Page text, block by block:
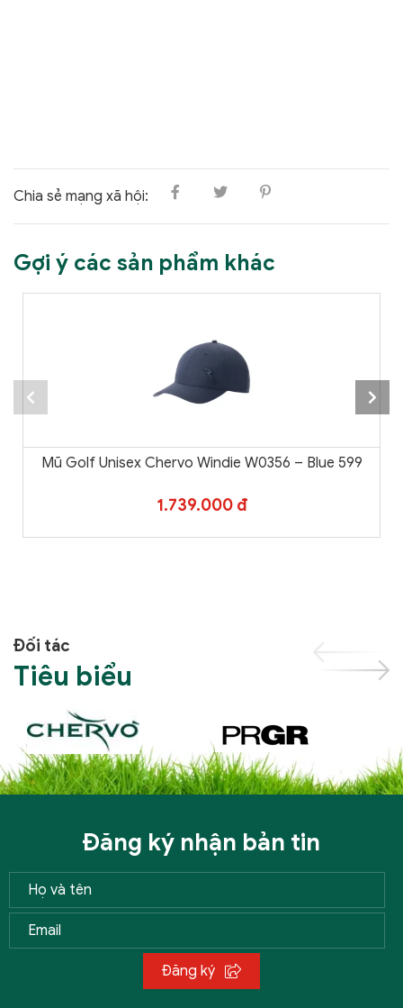
Chia sẻ mạng xã hội:
Gợi ý các sản phẩm khác
Mũ Golf Unisex Chervo Windie W0356 – Blue 599
1.739.000 đ
Đối tác
Tiêu biểu
Đăng ký nhận bản tin
Đăng ký